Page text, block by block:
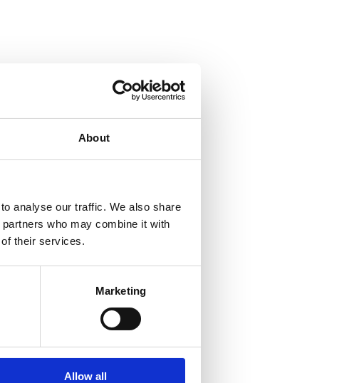
About
analyse our traffic. We also share
who may combine it with
their services.
Marketing
Allow all